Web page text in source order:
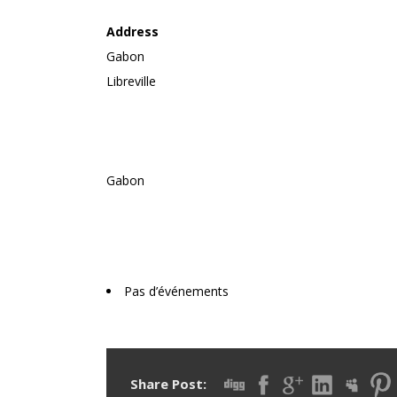
Address
Gabon
Libreville
Gabon
Pas d’événements
Share Post: